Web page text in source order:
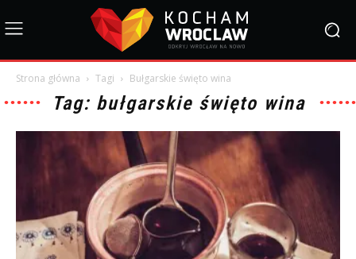
Strona główna Tagi Bułgarskie święto wina
Tag: bułgarskie święto wina